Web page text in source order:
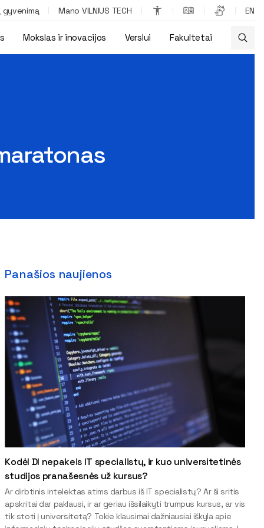
gyvenimą Mano VILNIUS TECH EN
Mokslas ir inovacijos Verslui Fakultetai
Panašios naujienos
Kodėl DI nepakeis IT specialistų, ir kuo universitetinės
studijos pranašesnės už kursus?
Ar dirbtinis intelektas atims darbus iš IT specialistų? Ar ši sritis
apskritai dar paklausi, ir ar geriau išsilaikyti trumpus kursus, ar vis
tik stoti į universitetą? Tokie klausimai dažniausiai iškyla apie